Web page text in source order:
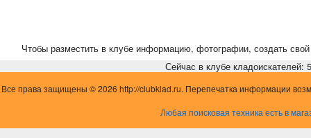
Чтобы разместить в клубе информацию, фотографии, создать свой
Сейчас в клубе кладоискателей:
Все права защищены © 2026 http://clubklad.ru. Перепечатка информации
Любая поисковая техника есть в